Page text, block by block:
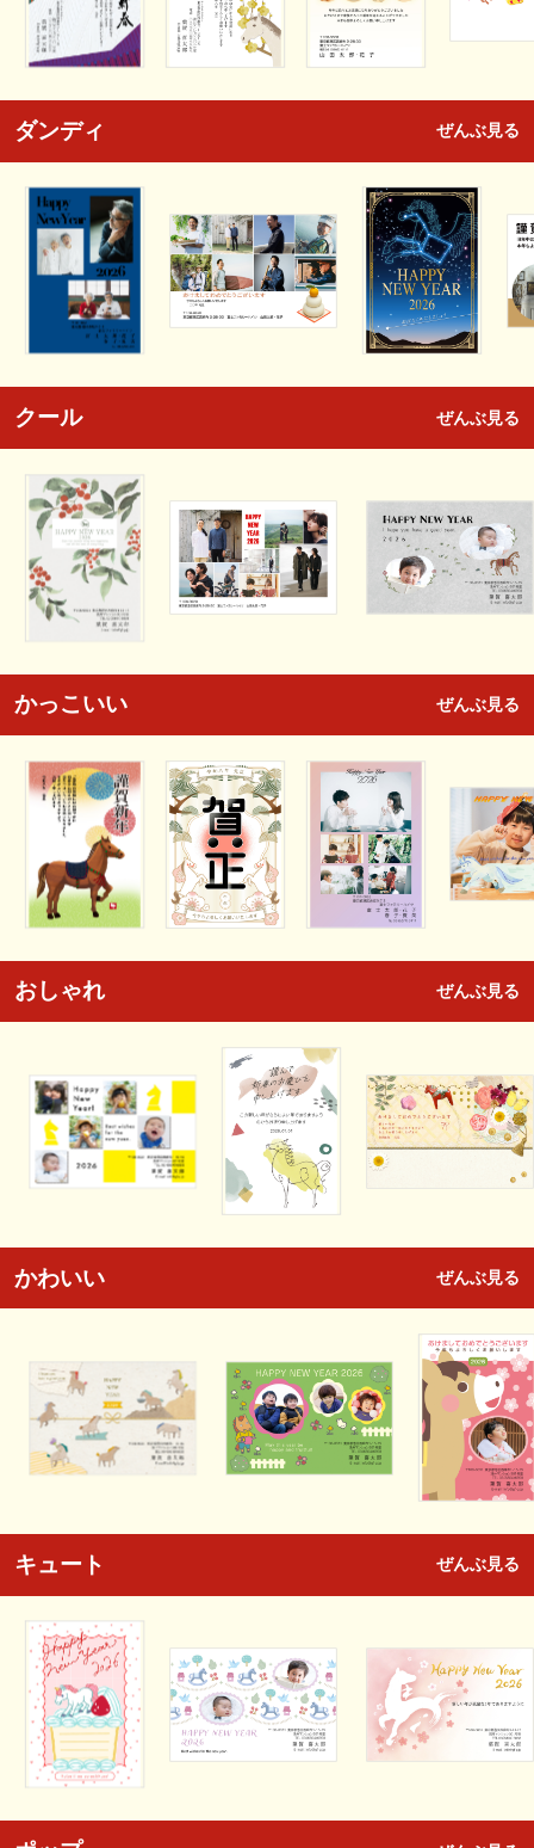
ダンディ ぜんぶ見る
クール ぜんぶ見る
かっこいい ぜんぶ見る
おしゃれ ぜんぶ見る
かわいい ぜんぶ見る
キュート ぜんぶ見る